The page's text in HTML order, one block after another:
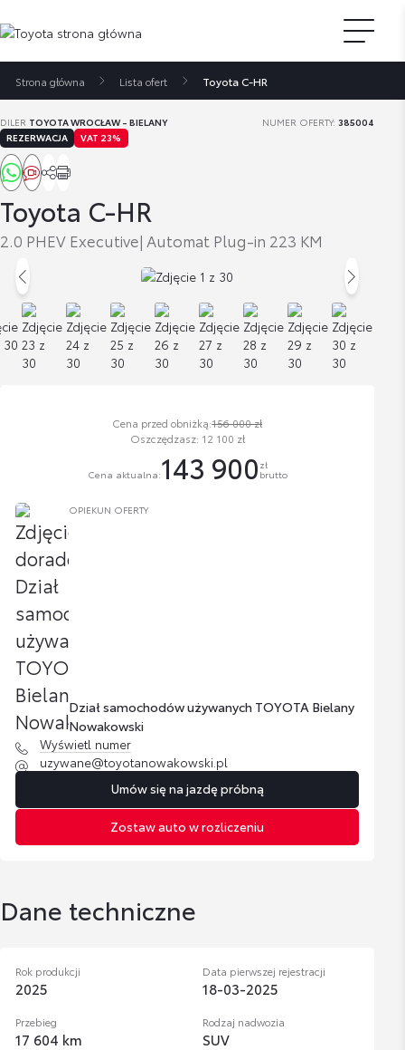
Strona główna Lista ofert Toyota C-HR
Toyota C-HR
2.0 PHEV Executive| Automat Plug-in 223 KM
REZERWACJA VAT 23%
DILER TOYOTA WROCŁAW - BIELANY NUMER OFERTY:385004
OPIEKUN OFERTY
Dział samochodów używanych TOYOTA Bielany
Nowakowski
Wyświetl numer
uzywane@toyotanowakowski.pl
Umów się na jazdę próbną
Cena przed obniżką:156 000 zł
Oszczędzasz: 12 100 zł
Cena aktualna:143 900 zł
brutto
Zostaw auto w rozliczeniu
Dane techniczne
Rok produkcji
2025
Data pierwszej rejestracji
18-03-2025
Przebieg
17 604 km
Rodzaj nadwozia
SUV